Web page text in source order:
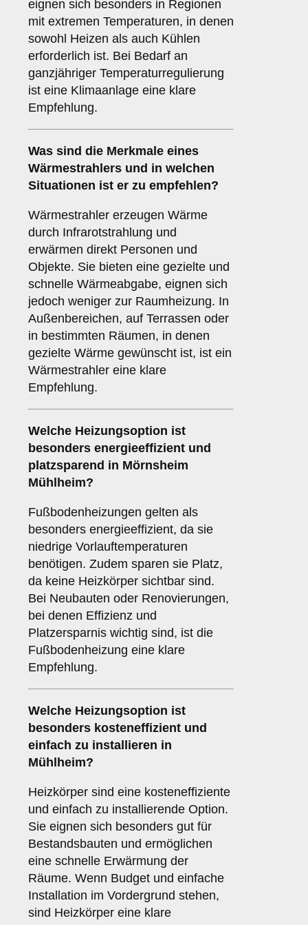
eignen sich besonders in Regionen
mit extremen Temperaturen, in denen
sowohl Heizen als auch Kühlen
erforderlich ist. Bei Bedarf an
ganzjähriger Temperaturregulierung
ist eine Klimaanlage eine klare
Empfehlung.
Was sind die Merkmale eines
Wärmestrahlers und in welchen
Situationen ist er zu empfehlen?
Wärmestrahler erzeugen Wärme
durch Infrarotstrahlung und
erwärmen direkt Personen und
Objekte. Sie bieten eine gezielte und
schnelle Wärmeabgabe, eignen sich
jedoch weniger zur Raumheizung. In
Außenbereichen, auf Terrassen oder
in bestimmten Räumen, in denen
gezielte Wärme gewünscht ist, ist ein
Wärmestrahler eine klare
Empfehlung.
Welche Heizungsoption ist
besonders energieeffizient und
platzsparend in Mörnsheim
Mühlheim?
Fußbodenheizungen gelten als
besonders energieeffizient, da sie
niedrige Vorlauftemperaturen
benötigen. Zudem sparen sie Platz,
da keine Heizkörper sichtbar sind.
Bei Neubauten oder Renovierungen,
bei denen Effizienz und
Platzersparnis wichtig sind, ist die
Fußbodenheizung eine klare
Empfehlung.
Welche Heizungsoption ist
besonders kosteneffizient und
einfach zu installieren in
Mühlheim?
Heizkörper sind eine kosteneffiziente
und einfach zu installierende Option.
Sie eignen sich besonders gut für
Bestandsbauten und ermöglichen
eine schnelle Erwärmung der
Räume. Wenn Budget und einfache
Installation im Vordergrund stehen,
sind Heizkörper eine klare